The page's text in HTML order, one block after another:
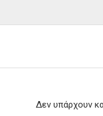
Δεν υπάρχουν